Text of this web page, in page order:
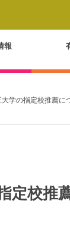
報
大学の指定校推薦に
定校推